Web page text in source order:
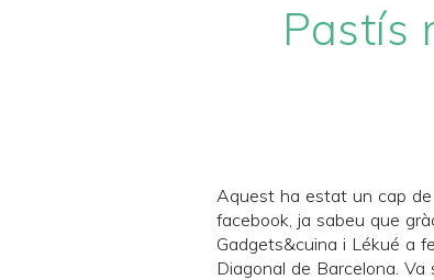
Pastís
Aquest ha estat un cap
facebook, ja sabeu que
Gadgets&cuina i Lékué a
Diagonal de Barcelona.